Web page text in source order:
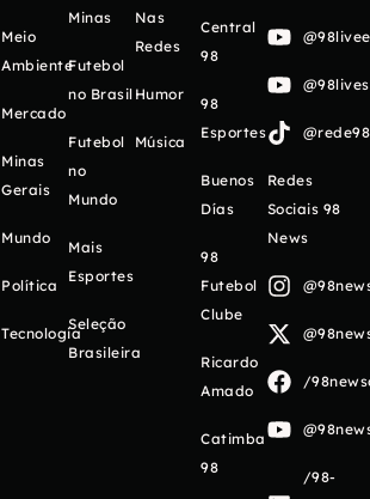
Meio
Ambiente
Mercado
Minas
Gerais
Mundo
Política
Tecnologia
Minas
Futebol
no Brasil
Futebol
no
Mundo
Mais
Esportes
Seleção
Brasileira
Nas
Redes
Humor
Música
Central
98
98
Esportes
Buenos
Días
98
Futebol
Clube
Ricardo
Amado
Catimba
98
Redes
Sociais 98
News
/
/98-